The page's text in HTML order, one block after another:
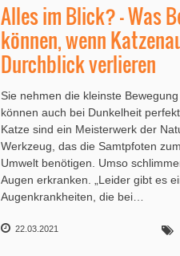
Alles im Blick? – Was
können, wenn
Durchblick verlieren
Sie nehmen die kleinste
können auch bei Dunkelheit
Katze sind ein Meisterwerk der
Werkzeug, das die Samtpfoten
Umwelt benötigen. Umso
Augen erkranken. „Leider gibt es
Augenkrankheiten, die bei…
22.03.2021